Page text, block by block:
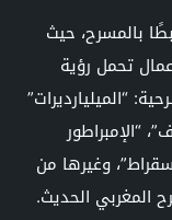
بالمسرح، حيث
تحمل رؤية
“الميليارديرات”
“السلاحف”، “الإمبراطور
وغيرها من
المغربي الحديث.